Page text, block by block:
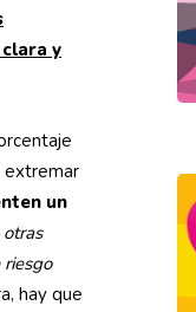
y
extremar
un
otras
hay que